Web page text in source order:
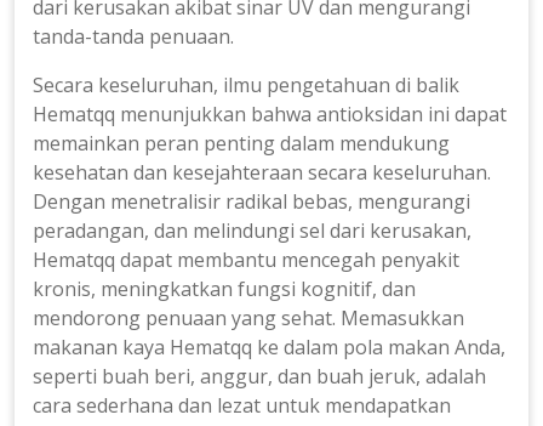
dari kerusakan akibat sinar UV dan mengurangi
tanda-tanda penuaan.
Secara keseluruhan, ilmu pengetahuan di balik
Hematqq menunjukkan bahwa antioksidan ini dapat
memainkan peran penting dalam mendukung
kesehatan dan kesejahteraan secara keseluruhan.
Dengan menetralisir radikal bebas, mengurangi
peradangan, dan melindungi sel dari kerusakan,
Hematqq dapat membantu mencegah penyakit
kronis, meningkatkan fungsi kognitif, dan
mendorong penuaan yang sehat. Memasukkan
makanan kaya Hematqq ke dalam pola makan Anda,
seperti buah beri, anggur, dan buah jeruk, adalah
cara sederhana dan lezat untuk mendapatkan